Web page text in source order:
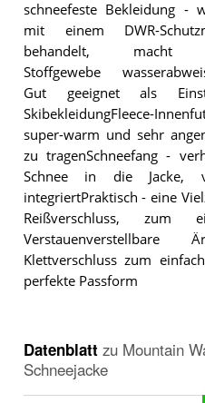
schneefeste Bekleidung -
mit einem DWR-
behandelt, macht
Stoffgewebe
Gut geeignet als
SkibekleidungFleece-
super-warm und sehr
zu tragenSchneefang -
Schnee in die Jacke,
integriertPraktisch - eine
Reißverschluss, zum
Klettverschluss zum
perfekte Passform
Datenblatt zu Mountain
Schneejacke